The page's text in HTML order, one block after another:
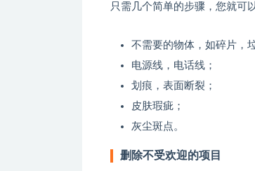
只需几个简单的步骤，您就可
不需要的物体，如碎片，
电源线，电话线；
划痕，表面断裂；
皮肤瑕疵；
灰尘斑点。
删除不受欢迎的项目